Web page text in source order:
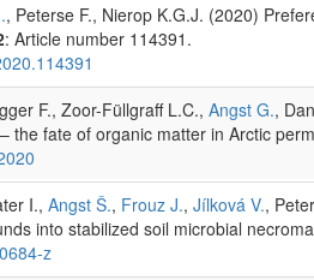
, Peterse F., Nierop K.G.J. (2020)
: Article number 114391.
F., Zoor-Füllgraff L.C., Angst G.,
the fate of organic matter in Arctic
I., Angst Š., Frouz J., Jílková V.,
into stabilized soil microbial
z